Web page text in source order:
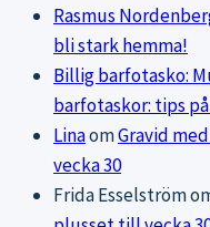
Rasmus
bli stark hemma!
Billig barfotasko:
barfotaskor: tips
LinaomGravid
vecka 30
Frida Esselström